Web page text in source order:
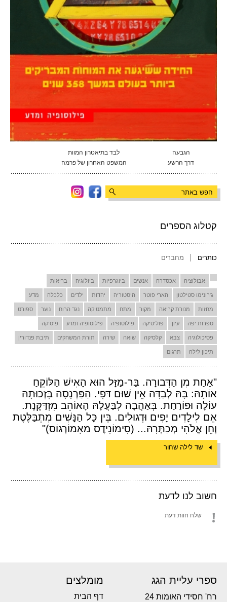
קטלוג הספרים
כותרים מחברים
אבולוציה אכסדרה אנשים ביוגרפיות ביולוגיה בריאות
ג'רונימו סטילטון הארי פוטר היסטוריה יהדות ילדים כלכלה מדע
מחזות מנורת קריאה מקור מתח מתמטיקה נגד הרוח נוער ספורט
ספרות יפה עיון פוליטיקה פילוסופיה פילוסופיה ומדע פיסיקה
פסיכולוגיה צבא קלסיקה שואה שירה תורת המשחקים תיבת פנדורין
תיכון לילה תרגום
"אַחַת מִן הַדְּבורָה. בַּר-מַזָּל הוּא הָאִישׁ הַלּוֹקֵחַ
אוֹתָהּ: בָּהּ לְבַדָּה אֵין שׁוּם דּפִי. הַפַּרְנָסָה בִּזְכוּתָהּ
עוֹלָה וּפוֹרַחַת. בְּאַהֲבָה לְבַּעֲלָהּ הָאוֹהֵב מִזְדַּקֶּנֶת.
אֵם לִילָדִים יָפִים וּדְגוּלִים. בֵּין כָּל הַנָּשִׁים מִתְבַּלֶּטֶת
וְחֵן אֱלֹהִי מְכַתְּרָהּ... (סִימוֹנִידֶס מאָמוֹרְגוֹס)"
שד לילה שחור
חשוב לנו לדעת
שלח חוות דעת
הגבעה
לבד בתיאטרון המוות
דרך הרשע
המשפט האחרון של פרמה
ספרי עליית הגג
רח' חסידי האומות 24
מומלצים
דף הבית